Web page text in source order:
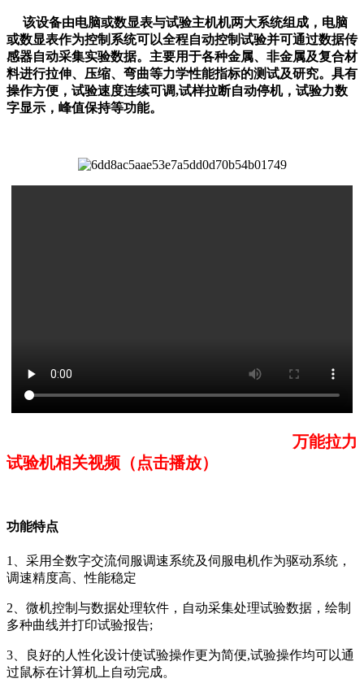
该设备由电脑或数显表与试验主机机两大系统组成，电脑
或数显表作为控制系统可以全程自动控制试验并可通过数据传
感器自动采集实验数据。主要用于各种金属、非金属及复合材
料进行拉伸、压缩、弯曲等力学性能指标的测试及研究。具有
操作方便，试验速度连续可调,试样拉断自动停机，试验力数
字显示，峰值保持等功能。
万能拉力
试验机相关视频（点击播放）
功能特点
1、采用全数字交流伺服调速系统及伺服电机作为驱动系统，
调速精度高、性能稳定
2、微机控制与数据处理软件，自动采集处理试验数据，绘制
多种曲线并打印试验报告;
3、良好的人性化设计使试验操作更为简便,试验操作均可以通
过鼠标在计算机上自动完成。